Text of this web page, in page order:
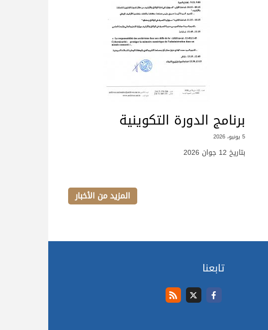
برنامج الدورة التكوينية
5 يونيو، 2026
بتاريخ 12 جوان 2026
المزيد من الأخبار
تابعنا